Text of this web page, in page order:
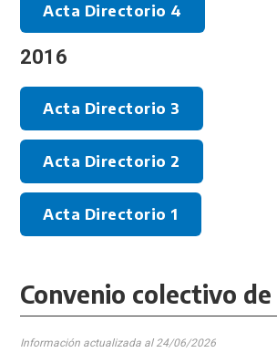
Acta Directorio 4
2016
Acta Directorio 3
Acta Directorio 2
Acta Directorio 1
Convenio colectivo
Información actualizada al 24/06/2026